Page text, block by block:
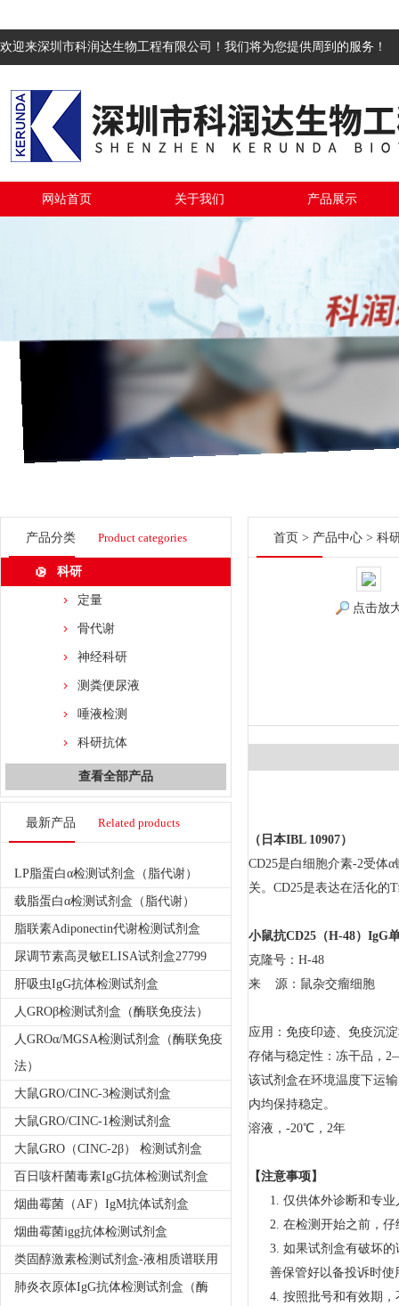
欢迎来深圳市科润达生物工程有限公司！我们将为您提供周到的服务！
网站首页 关于我们 产品展示
产品分类 Product categories
科研
定量
骨代谢
神经科研
测粪便尿液
唾液检测
科研抗体
查看全部产品
最新产品 Related products
LP脂蛋白α检测试剂盒（脂代谢）
载脂蛋白α检测试剂盒（脂代谢）
脂联素Adiponectin代谢检测试剂盒
尿调节素高灵敏ELISA试剂盒27799
肝吸虫IgG抗体检测试剂盒
人GROβ检测试剂盒（酶联免疫法）
人GROα/MGSA检测试剂盒（酶联免疫
法）
大鼠GRO/CINC-3检测试剂盒
大鼠GRO/CINC-1检测试剂盒
大鼠GRO（CINC-2β） 检测试剂盒
百日咳杆菌毒素IgG抗体检测试剂盒
烟曲霉菌（AF）IgM抗体试剂盒
烟曲霉菌igg抗体检测试剂盒
类固醇激素检测试剂盒-液相质谱联用
肺炎衣原体IgG抗体检测试剂盒（酶
首页 > 产品中心 > 科
点击放
（日本IBL 10907）
CD25是白细胞介素-2受体
关。CD25是表达在活化的
小鼠抗CD25（H-48）IgG
克隆号：H-48
来 源：鼠杂交瘤细胞
应用：免疫印迹、免疫沉
存储与稳定性：冻干品，
该试剂盒在环境温度下运
内均保持稳定。
溶液，-20℃，2年
【注意事项】
1. 仅供体外诊断和专业
2. 在检测开始之前，
3. 如果试剂盒有破坏的
善保管好以备投诉时使
4. 按照批号和有效期